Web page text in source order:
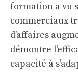
formation a vu
commerciaux
d’affaires
démontre
capacité à